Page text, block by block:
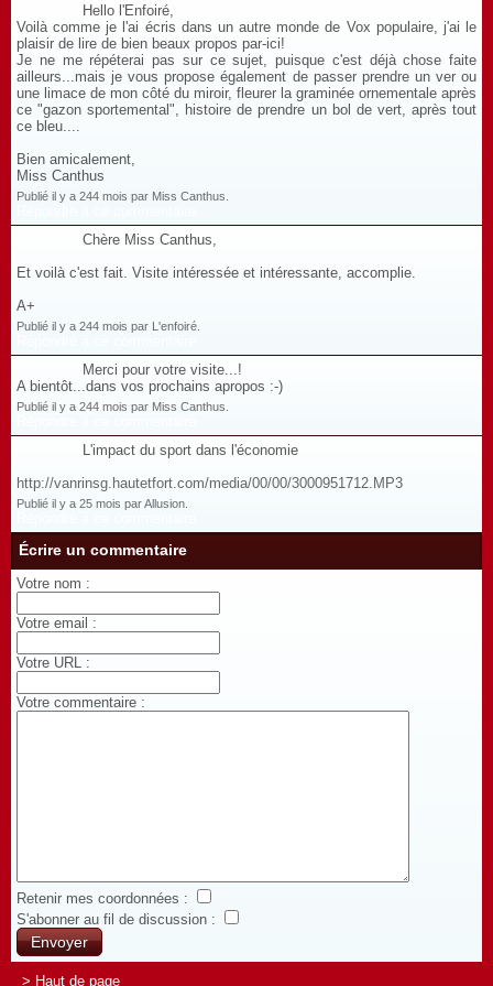
Hello l'Enfoiré,
Voilà comme je l'ai écris dans un autre monde de Vox populaire, j'ai le
plaisir de lire de bien beaux propos par-ici!
Je ne me répéterai pas sur ce sujet, puisque c'est déjà chose faite
ailleurs...mais je vous propose également de passer prendre un ver ou
une limace de mon côté du miroir, fleurer la graminée ornementale après
ce "gazon sportemental", histoire de prendre un bol de vert, après tout
ce bleu....
Bien amicalement,
Miss Canthus
Publié il y a 244 mois par Miss Canthus.
Chère Miss Canthus,
Et voilà c'est fait. Visite intéressée et intéressante, accomplie.
A+
Publié il y a 244 mois par L'enfoiré.
Merci pour votre visite...!
A bientôt...dans vos prochains apropos :-)
Publié il y a 244 mois par Miss Canthus.
L'impact du sport dans l'économie
http://vanrinsg.hautetfort.com/media/00/00/3000951712.MP3
Publié il y a 25 mois par Allusion.
Écrire un commentaire
Votre nom :
Votre email :
Votre URL :
Votre commentaire :
Retenir mes coordonnées :
S'abonner au fil de discussion :
> Haut de page